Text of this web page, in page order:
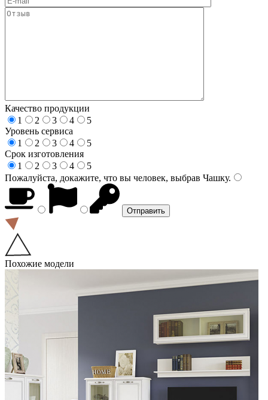
Качество продукции
1
2 3 4
5
Уровень сервиса
1
2 3 4
5
Срок изготовления
1
2 3 4
5
Пожалуйста, докажите, что вы человек, выбрав Чашку.
Похожие модели